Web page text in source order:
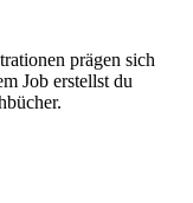
prägen sich
Job erstellst du